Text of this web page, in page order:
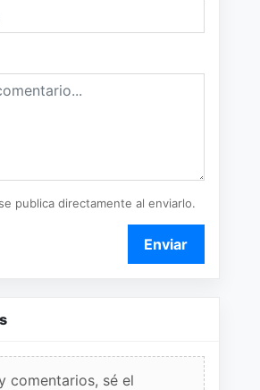
publica directamente al enviarlo.
Enviar
comentarios, sé el